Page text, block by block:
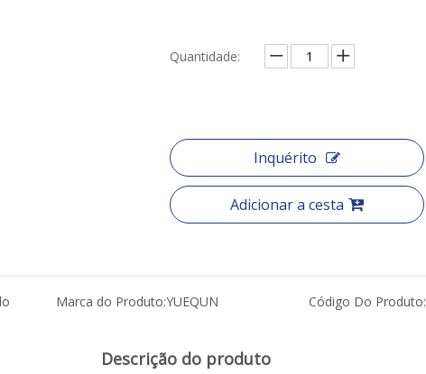
Quantidade:
Inquérito
Adicionar a cesta
Marca do Produto:YUEQUN Código Do Produto:
Descrição do produto